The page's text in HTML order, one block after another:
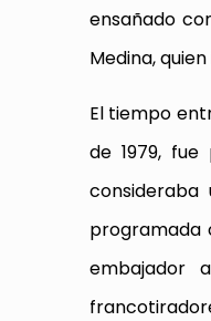
ensañado
Medina,
El tiempo
de 1979,
consideraba
programada
embajador